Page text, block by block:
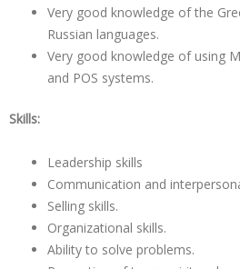
Very good knowledge of the
Russian languages.
Very good knowledge of using
and POS systems.
Skills:
Leadership skills
Communication and
Selling skills.
Organizational skills.
Ability to solve problems.